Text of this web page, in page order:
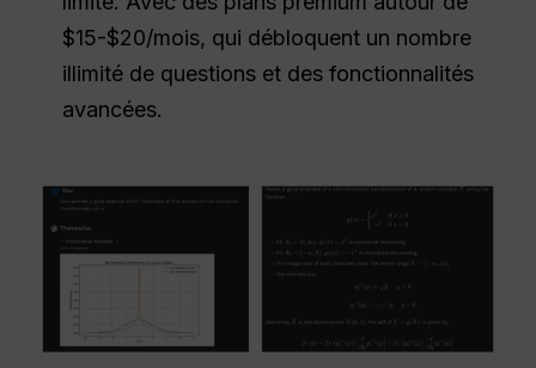
$15-$20/mois, qui débloquent un nombre
illimité de questions et des fonctionnalités
avancées.